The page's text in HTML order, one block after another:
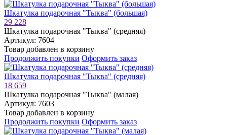
Шкатулка подарочная "Тыква" (большая)
29 228
Шкатулка подарочная "Тыква" (средняя)
Артикул: 7604
Товар добавлен в корзину
Продолжить покупки Оформить заказ
Шкатулка подарочная "Тыква" (средняя)
18 659
Шкатулка подарочная "Тыква" (малая)
Артикул: 7603
Товар добавлен в корзину
Продолжить покупки Оформить заказ